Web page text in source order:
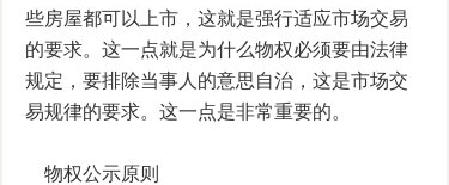
些房屋都可以上市，这就是强行适应市场交易
的要求。这一点就是为什么物权必须要由法律
规定，要排除当事人的意思自治，这是市场交
易规律的要求。这一点是非常重要的。
物权公示原则